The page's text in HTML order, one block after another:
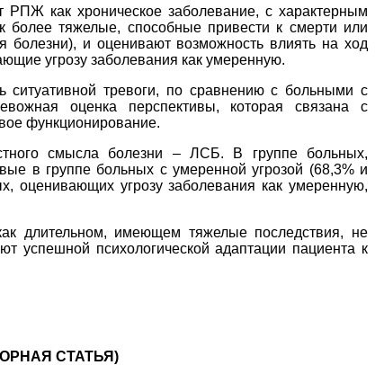
как хроническое заболевание, с характерным
более тяжелые, способные привести к смерти или
болезни), и оценивают возможность влиять на ход
угрозу заболевания как умеренную.
ситуативной тревоги, по сравнению с больными с
оценка перспективы, которая связана с
функционирование.
смысла болезни – ЛСБ. В группе больных,
в группе больных с умеренной угрозой (68,3% и
оценивающих угрозу заболевания как умеренную,
длительном, имеющем тяжелые последствия, не
успешной психологической адаптации пациента к
СТАТЬЯ)